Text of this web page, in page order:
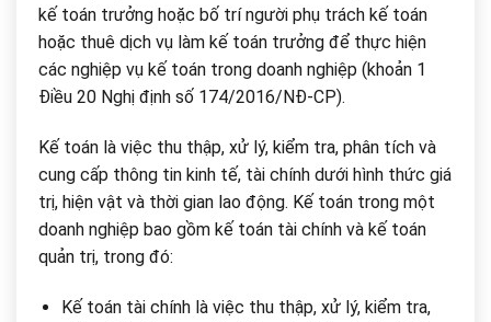
kế toán trưởng hoặc bố trí người phụ trách kế toán
hoặc thuê dịch vụ làm kế toán trưởng để thực hiện
các nghiệp vụ kế toán trong doanh nghiệp (khoản 1
Điều 20 Nghị định số 174/2016/NĐ-CP).
Kế toán là việc thu thập, xử lý, kiểm tra, phân tích và
cung cấp thông tin kinh tế, tài chính dưới hình thức giá
trị, hiện vật và thời gian lao động. Kế toán trong một
doanh nghiệp bao gồm kế toán tài chính và kế toán
quản trị, trong đó:
Kế toán tài chính là việc thu thập, xử lý, kiểm tra,